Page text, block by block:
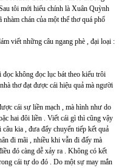
tôi mới hiểu chính là Xuân Quỳnh
chán của một thể thơ quá phổ
viết những câu ngang phè , đại loại :
không đọc lục bát theo kiểu trôi
thơ đạt được cái hiệu quả mà người
cái sự liền mạch , mà hình như do
hai đôi liền . Viết cái gì thì cũng vậy
kia , đưa đẩy chuyển tiếp kết quả
đi mãi , nhiều khi vẫn đi đấy mà
đó càng dễ xảy ra . Không có kết
cái tự do đó . Do một sự may mắn